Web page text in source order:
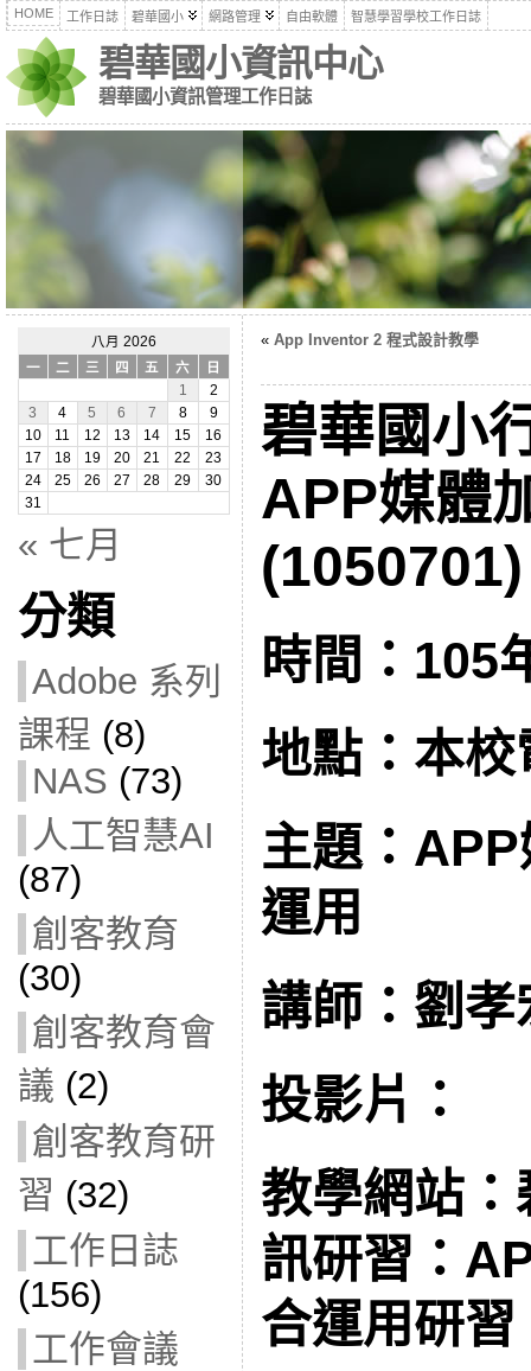
HOME 工作日誌 碧華國小 網路管理 自由軟體 智慧學習學校工作日誌
碧華國小資訊中心
碧華國小資訊管理工作日誌
八月 2026
一
二 三 四 五 六
日
1
2
3
4 5 6 7 8
9
10
11 12 13 14 15
16
17
18 19 20 21 22
23
24
25 26 27 28 29
30
31
« 七月
分類
Adobe 系列
課程 (8)
NAS (73)
人工智慧AI
(87)
創客教育
(30)
創客教育會
議 (2)
創客教育研
習 (32)
工作日誌
(156)
工作會議
« App Inventor 2 程式設計教學
碧華國小
APP媒體
(1050701)
時間：105
地點：本
主題：
運用
講師：劉孝
投影片：
教學網站
訊研習：
合運用研習